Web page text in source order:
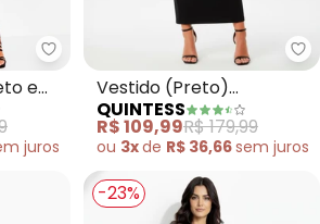
Quintess - Vestido (Floral
e
juros
Vestido (Preto)
Assimétrico em Malha
Fria
QUINTESS
R$ 109,99R$ 179,99
ou 3xde R$ 36,66sem juros
-23%